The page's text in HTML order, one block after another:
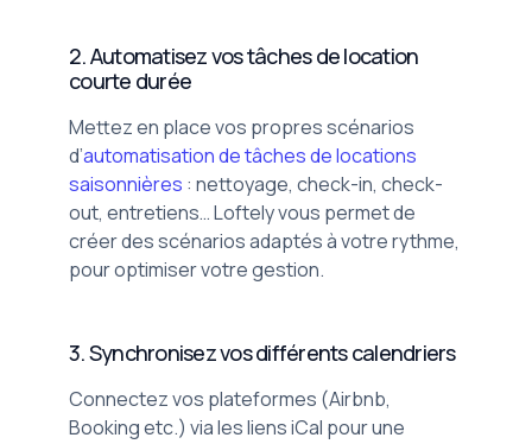
2. Automatisez vos tâches de location
courte durée
Mettez en place vos propres scénarios
d’automatisation de tâches de locations
saisonnières : nettoyage, check-in, check-
out, entretiens… Loftely vous permet de
créer des scénarios adaptés à votre rythme,
pour optimiser votre gestion.
3. Synchronisez vos différents calendriers
Connectez vos plateformes (Airbnb,
Booking etc.) via les liens iCal pour une